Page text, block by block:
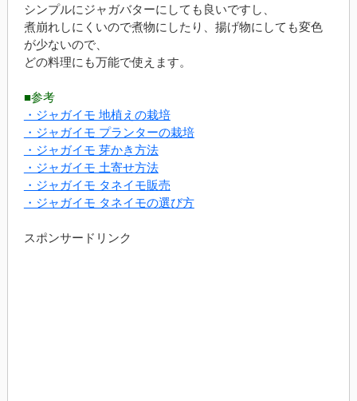
シンプルにジャガバターにしても良いですし、
煮崩れしにくいので煮物にしたり、揚げ物にしても変色
が少ないので、
どの料理にも万能で使えます。
■参考
・ジャガイモ 地植えの栽培
・ジャガイモ プランターの栽培
・ジャガイモ 芽かき方法
・ジャガイモ 土寄せ方法
・ジャガイモ タネイモ販売
・ジャガイモ タネイモの選び方
スポンサードリンク